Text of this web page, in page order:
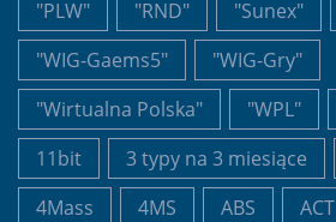
"PLW"
"RND" "Sunex"
"WIG-Gaems5"
"WIG-Gry"
"Wirtualna Polska"
"WPL"
11bit
3 typy na 3 miesiące
4Mass
4MS ABS ACT